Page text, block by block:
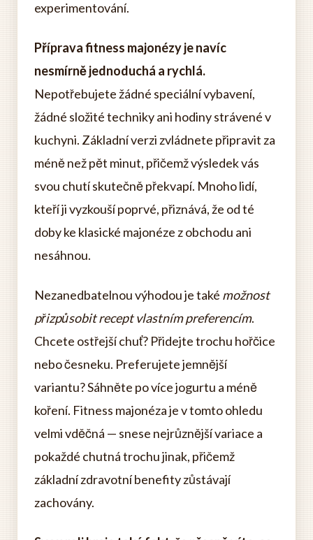
experimentování.
Příprava fitness majonézy je navíc
nesmírně jednoduchá a rychlá.
Nepotřebujete žádné speciální vybavení,
žádné složité techniky ani hodiny strávené v
kuchyni. Základní verzi zvládnete připravit za
méně než pět minut, přičemž výsledek vás
svou chutí skutečně překvapí. Mnoho lidí,
kteří ji vyzkouší poprvé, přiznává, že od té
doby ke klasické majonéze z obchodu ani
nesáhnou.
Nezanedbatelnou výhodou je také možnost
přizpůsobit recept vlastním preferencím.
Chcete ostřejší chuť? Přidejte trochu hořčice
nebo česneku. Preferujete jemnější
variantu? Sáhněte po více jogurtu a méně
koření. Fitness majonéza je v tomto ohledu
velmi vděčná — snese nejrůznější variace a
pokaždé chutná trochu jinak, přičemž
základní zdravotní benefity zůstávají
zachovány.